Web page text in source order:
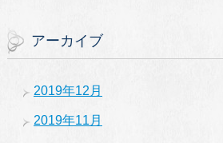
アーカイブ
2019年12月
2019年11月